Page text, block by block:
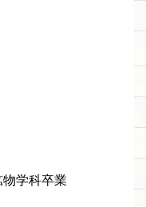
学科卒業